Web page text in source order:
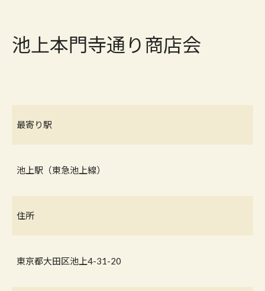
池上本門寺通り商店会
最寄り駅
池上駅（東急池上線）
住所
東京都大田区池上4-31-20